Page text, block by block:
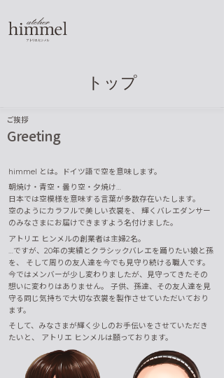
トップ
ご挨拶
Greeting
himmel とは。ドイツ語で空を意味します。
朝焼け・青空・曇り空・夕焼け…
日本では空模様を意味する言葉が多数存在いたします。
空のようにカラフルで美しい衣裳を、
輝くバレエダンサー
のみなさまにお届けできますよう名付けました。
アトリエ ヒンメルの創業者は主婦2名。
…ですが、20年の実績とクラシックバレエを踊りたい娘と孫
を、
そして周りの友人達を今でも見守り続ける職人です。
今ではメンバーが少し変わりましたが、
見守ってきたその
想いに変わりはありません。
子供、孫達、その友人達を見
守る同じ気持ちで大切な衣裳を製作させていただいており
ます。
そして、みなさまが輝く少しのお手伝いをさせていただき
たいと、
アトリエ ヒンメルは願っております。